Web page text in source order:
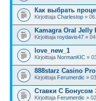
Как выбрать
Kirjoittaja Charlestop »
Kamagra Oral Jelly
Kirjoittaja roydavis47 »
love_new_1
Kirjoittaja NormanKIC »
888starz Casino
Kirjoittaja Ferumerdic »
Ставки С Бонусом
Kirjoittaja Ferumerdic »